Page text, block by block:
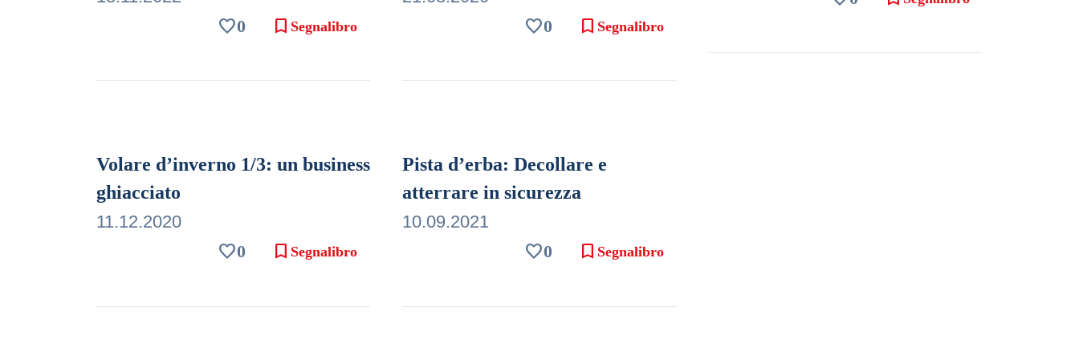
favorite0 bookmark Segnalibro favorite0 bookmark Segnalibro
Volare d’inverno 1/3: un business
ghiacciato
11.12.2020
favorite0 bookmark Segnalibro
Pista d’erba: Decollare e
atterrare in sicurezza
10.09.2021
favorite0 bookmark Segnalibro